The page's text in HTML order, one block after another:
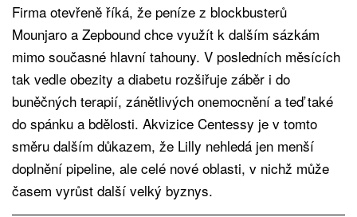
Firma otevřeně říká, že peníze z blockbusterů
Mounjaro a Zepbound chce využít k dalším sázkám
mimo současné hlavní tahouny. V posledních měsících
tak vedle obezity a diabetu rozšiřuje záběr i do
buněčných terapií, zánětlivých onemocnění a teď také
do spánku a bdělosti. Akvizice Centessy je v tomto
směru dalším důkazem, že Lilly nehledá jen menší
doplnění pipeline, ale celé nové oblasti, v nichž může
časem vyrůst další velký byznys.